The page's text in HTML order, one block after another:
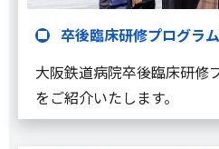
卒後臨床研修プログラ
大阪鉄道病院卒後臨床研修
をご紹介いたします。